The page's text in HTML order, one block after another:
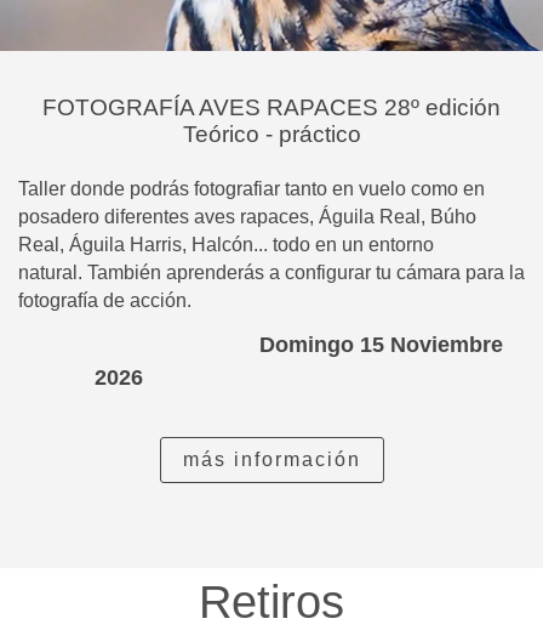
FOTOGRAFÍA AVES RAPACES 28º edición
Teórico - práctico
Taller donde podrás fotografiar tanto en vuelo como en
posadero diferentes aves rapaces, Águila Real, Búho
Real, Águila Harris, Halcón... todo en un entorno
natural. También aprenderás a configurar tu cámara para la
fotografía de acción.
Domingo 15 Noviembre
2026
más información
Retiros